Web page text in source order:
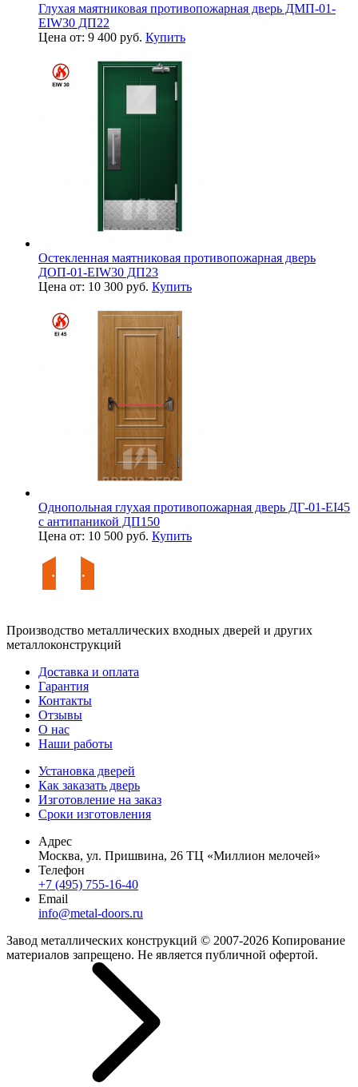
Глухая маятниковая противопожарная дверь ДМП-01-
EIW30 ДП22
Цена от: 9 400 руб. Купить
Остекленная маятниковая противопожарная дверь
ДОП-01-EIW30 ДП23
Цена от: 10 300 руб. Купить
Однопольная глухая противопожарная дверь ДГ-01-EI45
с антипаникой ДП150
Цена от: 10 500 руб. Купить
Производство металлических входных дверей и других
металлоконструкций
Доставка и оплата
Гарантия
Контакты
Отзывы
О нас
Наши работы
Установка дверей
Как заказать дверь
Изготовление на заказ
Сроки изготовления
Адрес
Москва, ул. Пришвина, 26 ТЦ «Миллион мелочей»
Телефон
+7 (495) 755-16-40
Email
info@metal-doors.ru
Завод металлических конструкций © 2007-2026 Копирование
материалов запрещено. Не является публичной офертой.